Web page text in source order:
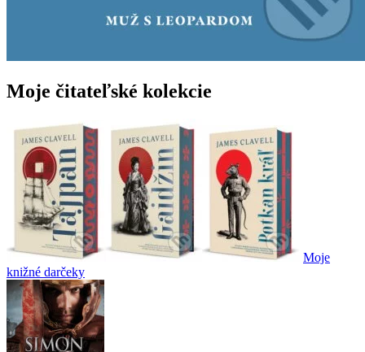
Moje čitateľské kolekcie
Moje
knižné darčeky